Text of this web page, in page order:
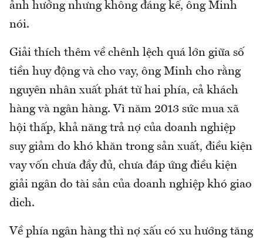
ảnh hưởng nhưng không đáng kể, ông Minh
nói.
Giải thích thêm về chênh lệch quá lớn giữa số
tiền huy động và cho vay, ông Minh cho rằng
nguyên nhân xuất phát từ hai phía, cả khách
hàng và ngân hàng. Vì năm 2013 sức mua xã
hội thấp, khả năng trả nợ của doanh nghiệp
suy giảm do khó khăn trong sản xuất, điều kiện
vay vốn chưa đầy đủ, chưa đáp ứng điều kiện
giải ngân do tài sản của doanh nghiệp khó giao
dich.
Về phía ngân hàng thì nợ xấu có xu hướng tăng